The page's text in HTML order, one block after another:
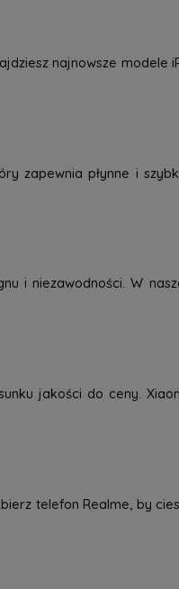
najnowsze
zapewnia płynne i
i niezawodności. W
jakości do ceny.
telefon Realme, by